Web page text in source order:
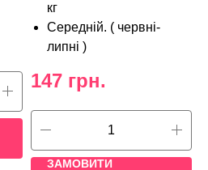
кг
Середній. ( червні-
липні )
147 грн.
ЗАМОВИТИ